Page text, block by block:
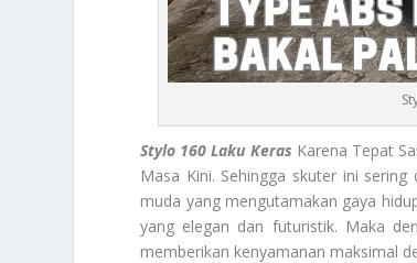
Stylo 160 Laku Keras Karena Tepat
Masa Kini. Sehingga skuter ini
muda yang mengutamakan gaya
yang elegan dan futuristik. Maka
memberikan kenyamanan maksimal